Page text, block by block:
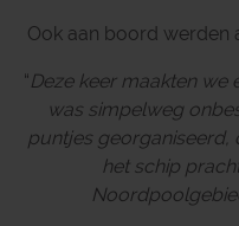
Ook aan boord werden
“Deze keer maakten we
was simpelweg
puntjes georganiseerd,
het schip